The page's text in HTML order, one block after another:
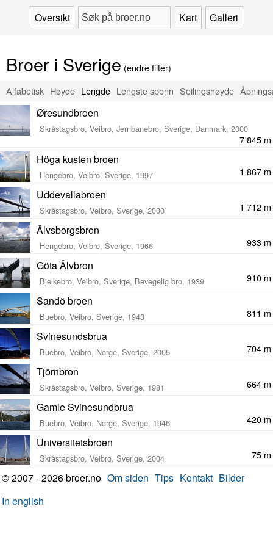
Oversikt Kart Galleri
Broer i Sverige (endre filter)
Alfabetisk Høyde Lengde Lengste spenn Seilingshøyde
Øresundbroen
Skråstagsbro, Veibro, Jernbanebro, Sverige, Danmark, 2000
7 845 m
Höga kusten broen
Hengebro, Veibro, Sverige, 1997 1 867 m
Uddevallabroen
Skråstagsbro, Veibro, Sverige, 2000 1 712 m
Älvsborgsbron
Hengebro, Veibro, Sverige, 1966 933 m
Göta Älvbron
Bjelkebro, Veibro, Sverige, Bevegelig bro, 1939 910 m
Sandö broen
Buebro, Veibro, Sverige, 1943 811 m
Svinesundsbrua
Buebro, Veibro, Norge, Sverige, 2005 704 m
Tjörnbron
Skråstagsbro, Veibro, Sverige, 1981 664 m
Gamle Svinesundbrua
Buebro, Veibro, Norge, Sverige, 1946 420 m
Universitetsbroen
Skråstagsbro, Veibro, Sverige, 2004 75 m
© 2007 - 2026 broer.no Om siden Tips Kontakt Bilder
In english